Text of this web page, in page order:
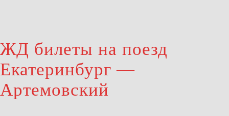
ЖД билеты на поезд
Екатеринбург —
Артемовский